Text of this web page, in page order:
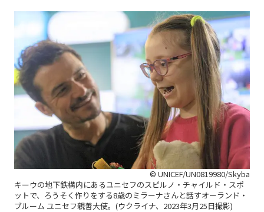
© UNICEF/UN0819980/Skyba
キーウの地下鉄構内にあるユニセフのスピルノ・チャイルド・スポ
ットで、ろうそく作りをする8歳のミラーナさんと話すオーランド・
ブルーム ユニセフ親善大使。(ウクライナ、2023年3月25日撮影)